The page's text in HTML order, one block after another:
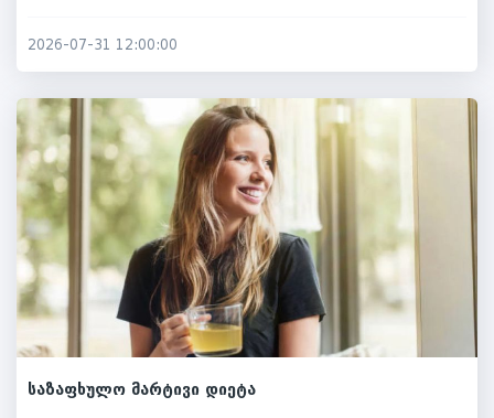
2026-07-31 12:00:00
საზაფხულო მარტივი დიეტა